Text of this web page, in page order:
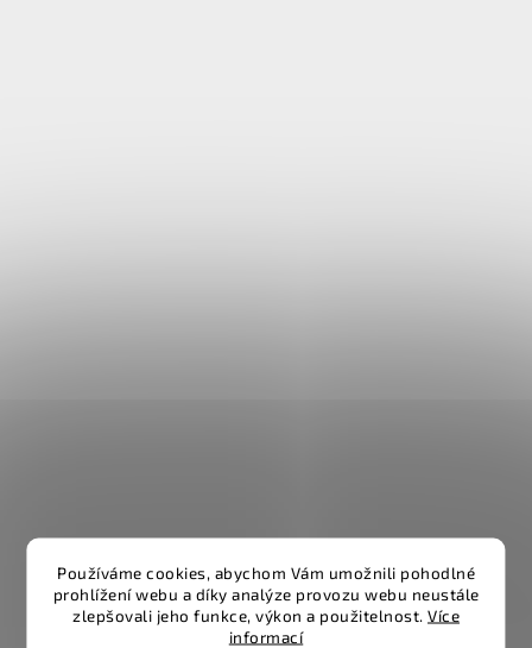
Používáme cookies, abychom Vám umožnili pohodlné
prohlížení webu a díky analýze provozu webu neustále
zlepšovali jeho funkce, výkon a použitelnost. Více
informací